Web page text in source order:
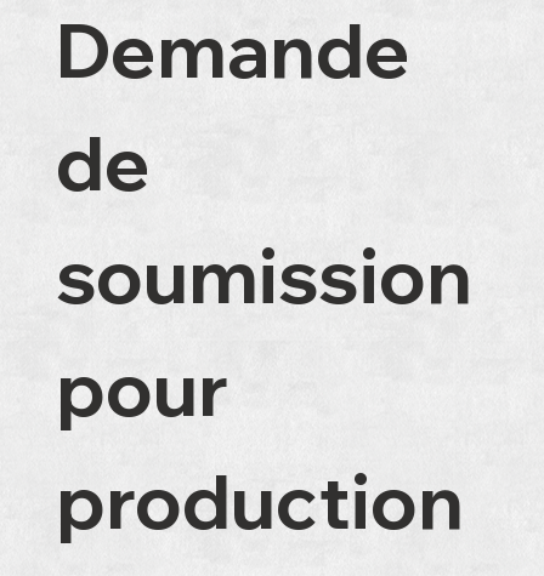
Demande
de
soumission
pour
production